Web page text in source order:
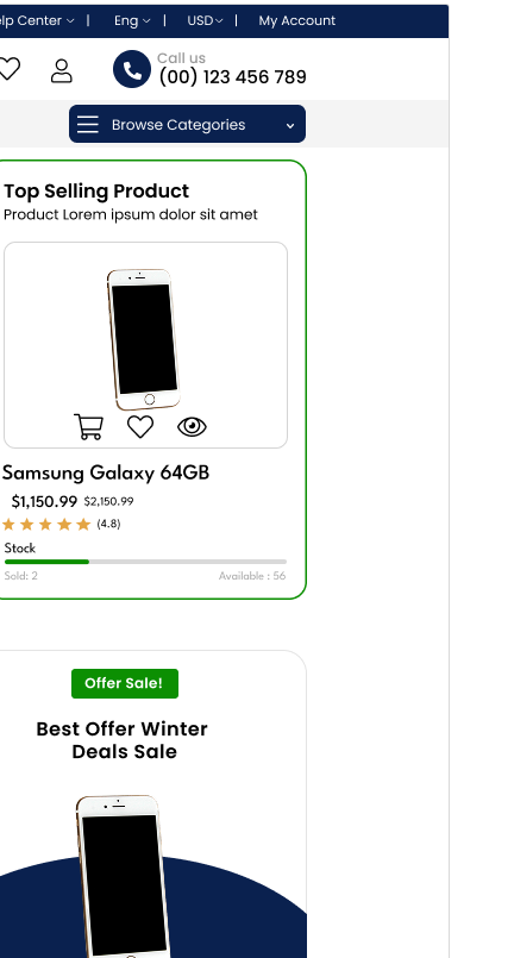
tēma
tēma ir bezmaksas, taču piedāvā maksas
papildinājumus vai atbalstu.
versija
sākumlapa